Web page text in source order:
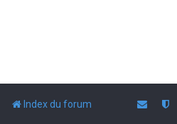
Index du forum